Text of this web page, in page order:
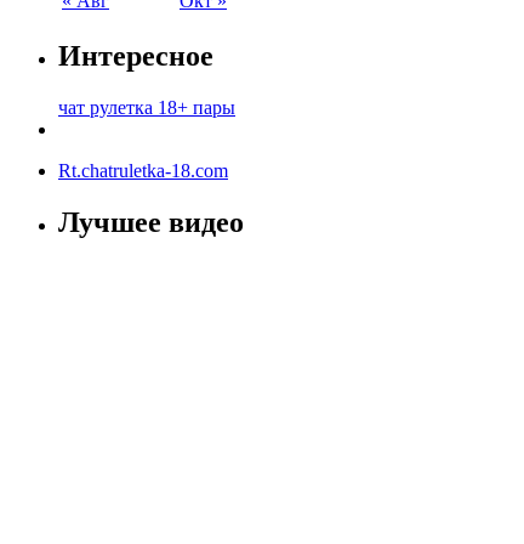
Интересное
чат рулетка 18+ пары
Rt.chatruletka-18.com
Лучшее видео